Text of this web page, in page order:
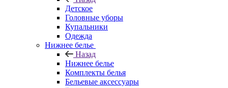
Детское
Головные уборы
Купальники
Одежда
Нижнее белье
Назад
Нижнее белье
Комплекты белья
Бельевые аксессуары